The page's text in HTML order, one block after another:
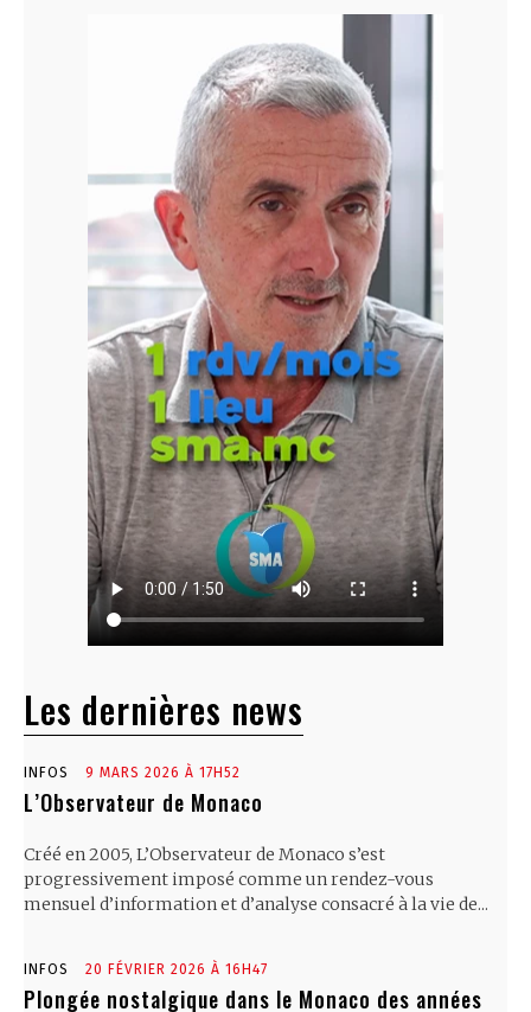
Les dernières news
INFOS 9 MARS 2026 À 17H52
L’Observateur de Monaco
Créé en 2005, L’Observateur de Monaco s’est
progressivement imposé comme un rendez-vous
mensuel d’information et d’analyse consacré à la vie de...
INFOS 20 FÉVRIER 2026 À 16H47
Plongée nostalgique dans le Monaco des années